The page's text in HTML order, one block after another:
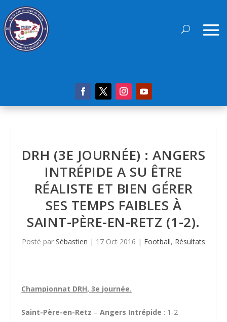
DRH (3E JOURNÉE) : ANGERS
INTRÉPIDE A SU ÊTRE
RÉALISTE ET BIEN GÉRER
SES TEMPS FAIBLES À
SAINT-PÈRE-EN-RETZ (1-2).
Posté par Sébastien | 17 Oct 2016 | Football, Résultats
Championnat DRH, 3e journée.
Saint-Père-en-Retz –Angers Intrépide : 1-2